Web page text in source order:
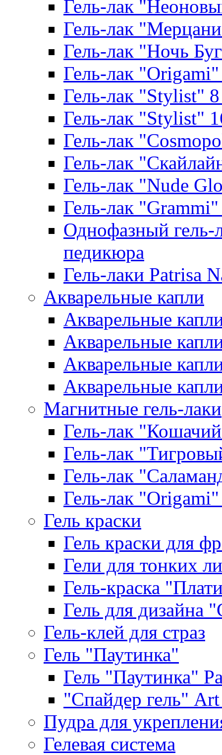
Гель-лак
Гель-лак
Гель-лак "Ночь
Гель-лак
Гель-лак "Stylist"
Гель-лак "Stylist"
Гель-лак
Гель-лак
Гель-лак "Nude
Гель-лак
Однофазный
педикюра
Гель-лаки Patrisa
Акварельные капли
Акварельные
Акварельные
Акварельные
Акварельные
Магнитные гель-лаки
Гель-лак
Гель-лак
Гель-лак
Гель-лак
Гель краски
Гель краски для
Гели для тонких
Гель-краска
Гель для дизайна
Гель-клей для страз
Гель "Паутинка"
Гель "Паутинка"
"Спайдер гель"
Пудра для
Гелевая система